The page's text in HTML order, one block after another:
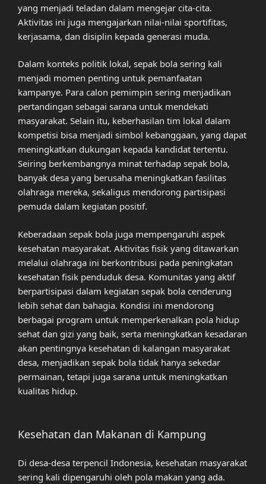
yang menjadi teladan dalam mengejar cita-cita.
Aktivitas ini juga mengajarkan nilai-nilai sportifitas,
kerjasama, dan disiplin kepada generasi muda.
Dalam konteks politik lokal, sepak bola sering kali
menjadi momen penting untuk pemanfaatan
kampanye. Para calon pemimpin sering menjadikan
pertandingan sebagai sarana untuk mendekati
masyarakat. Selain itu, keberhasilan tim lokal dalam
kompetisi bisa menjadi simbol kebanggaan, yang dapat
meningkatkan dukungan kepada kandidat tertentu.
Seiring berkembangnya minat terhadap sepak bola,
banyak desa yang berusaha meningkatkan fasilitas
olahraga mereka, sekaligus mendorong partisipasi
pemuda dalam kegiatan positif.
Keberadaan sepak bola juga mempengaruhi aspek
kesehatan masyarakat. Aktivitas fisik yang ditawarkan
melalui olahraga ini berkontribusi pada peningkatan
kesehatan fisik penduduk desa. Komunitas yang aktif
berpartisipasi dalam kegiatan sepak bola cenderung
lebih sehat dan bahagia. Kondisi ini mendorong
berbagai program untuk memperkenalkan pola hidup
sehat dan gizi yang baik, serta meningkatkan kesadaran
akan pentingnya kesehatan di kalangan masyarakat
desa, menjadikan sepak bola tidak hanya sekedar
permainan, tetapi juga sarana untuk meningkatkan
kualitas hidup.
Kesehatan dan Makanan di Kampung
Di desa-desa terpencil Indonesia, kesehatan masyarakat
sering kali dipengaruhi oleh pola makan yang ada.